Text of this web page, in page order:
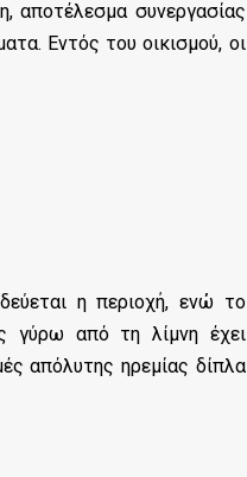
αποτέλεσμα συνεργασίας
Εντός του οικισμού, οι
η περιοχή, ενώ το
γύρω από τη λίμνη έχει
απόλυτης ηρεμίας δίπλα